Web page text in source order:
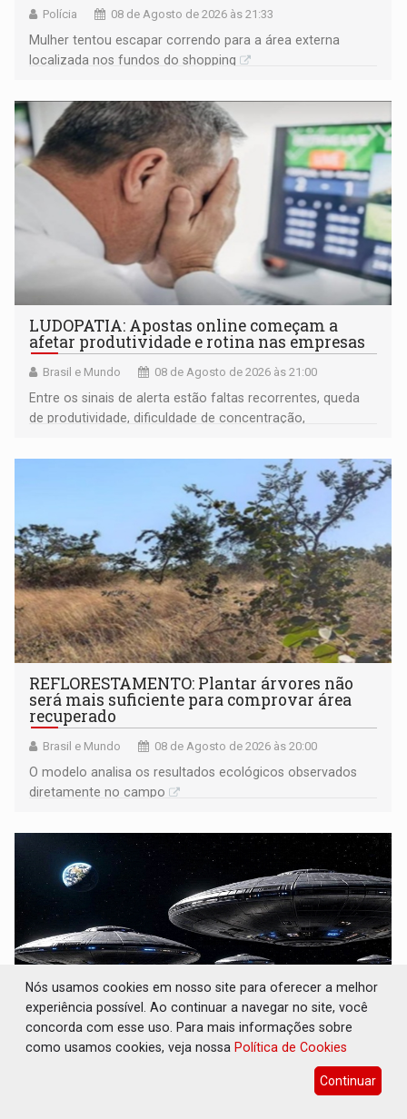
Polícia 08 de Agosto de 2026 às 21:33
Mulher tentou escapar correndo para a área externa
localizada nos fundos do shopping
LUDOPATIA: Apostas online começam a
afetar produtividade e rotina nas empresas
Brasil e Mundo 08 de Agosto de 2026 às 21:00
Entre os sinais de alerta estão faltas recorrentes, queda
de produtividade, dificuldade de concentração,
REFLORESTAMENTO: Plantar árvores não
será mais suficiente para comprovar área
recuperado
Brasil e Mundo 08 de Agosto de 2026 às 20:00
O modelo analisa os resultados ecológicos observados
diretamente no campo
OVNIS NA LUA: Cientistas alertam para
possível base secreta no satélite natural da
Nós usamos cookies em nosso site para oferecer a melhor
experiência possível. Ao continuar a navegar no site, você
concorda com esse uso. Para mais informações sobre
como usamos cookies, veja nossa Política de Cookies
Continuar